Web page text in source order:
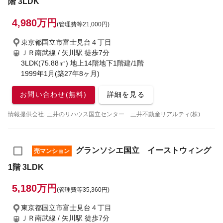
4,980万円 (管理費等21,000円)
東京都国立市富士見台４丁目
ＪＲ南武線 / 矢川駅 徒歩7分
3LDK(75.88㎡) 地上14階地下1階建/1階
1999年1月(築27年8ヶ月)
お問い合わせ(無料) 詳細を見る
情報提供会社: 三井のリハウス国立センター 三井不動産リアルティ(株)
売マンション
グランソシエ国立 イーストウィング
1階 3LDK
5,180万円 (管理費等35,360円)
東京都国立市富士見台４丁目
ＪＲ南武線 / 矢川駅 徒歩7分